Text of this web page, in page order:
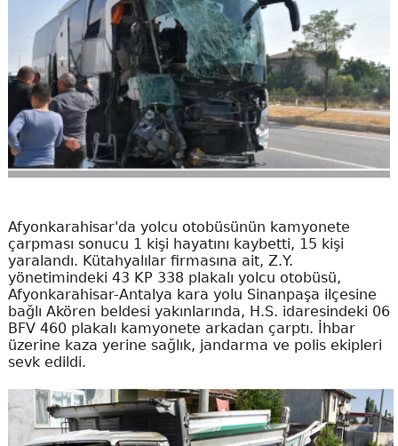
Afyonkarahisar'da yolcu otobüsünün kamyonete
çarpması sonucu 1 kişi hayatını kaybetti, 15 kişi
yaralandı. Kütahyalılar firmasına ait, Z.Y.
yönetimindeki 43 KP 338 plakalı yolcu otobüsü,
Afyonkarahisar-Antalya kara yolu Sinanpaşa ilçesine
bağlı Akören beldesi yakınlarında, H.S. idaresindeki 06
BFV 460 plakalı kamyonete arkadan çarptı. İhbar
üzerine kaza yerine sağlık, jandarma ve polis ekipleri
sevk edildi.